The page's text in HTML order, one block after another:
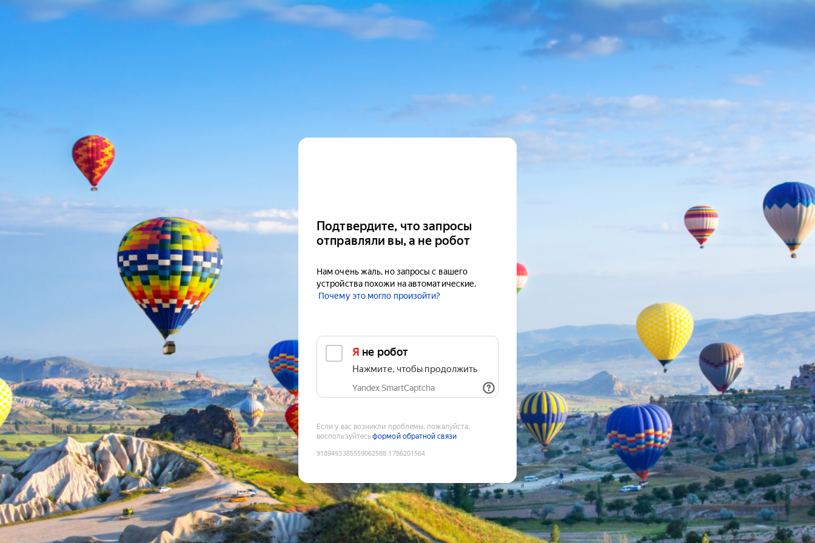
Подтвердите, что запросы
отправляли вы, а не робот
Нам очень жаль, но запросы с вашего
устройства похожи на автоматические.
Почему это могло произойти?
Я не робот
Нажмите, чтобы продолжить
Yandex SmartCaptcha
Если у вас возникли проблемы, пожалуйста,
воспользуйтесьформой обратной связи
9189493385559062588:1786201564